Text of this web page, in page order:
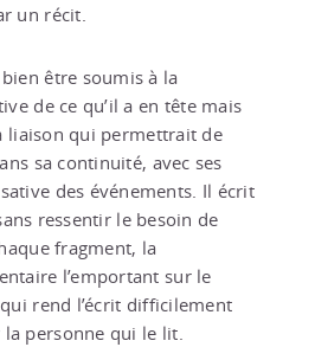
un récit.
être soumis à la
de ce qu’il a en tête mais
liaison qui permettrait de
sa continuité, avec ses
des événements. Il écrit
ressentir le besoin de
fragment, la
l’emportant sur le
rend l’écrit difficilement
personne qui le lit.